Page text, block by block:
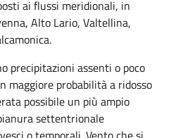
ai flussi meridionali, in
Alto Lario, Valtellina,
precipitazioni assenti o poco
maggiore probabilità a ridosso
possibile un più ampio
settentrionale